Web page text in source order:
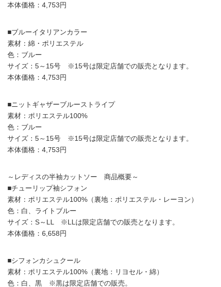
本体価格：4,753円
■ブルーイタリアンカラー
素材：綿・ポリエステル
色：ブルー
サイズ：5～15号 ※15号は限定店舗での販売となります。
本体価格：4,753円
■ニットギャザーブルーストライプ
素材：ポリエステル100%
色：ブルー
サイズ：5～15号 ※15号は限定店舗での販売となります。
本体価格：4,753円
～レディスの半袖カットソー 商品概要～
■チューリップ袖シフォン
素材：ポリエステル100%（裏地：ポリエステル・レーヨン）
色：白、ライトブルー
サイズ：S～LL ※LLは限定店舗での販売となります。
本体価格：6,658円
■シフォンカシュクール
素材：ポリエステル100%（裏地：リヨセル・綿）
色：白、黒 ※黒は限定店舗での販売。